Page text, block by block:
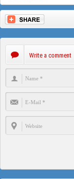
Write a comment